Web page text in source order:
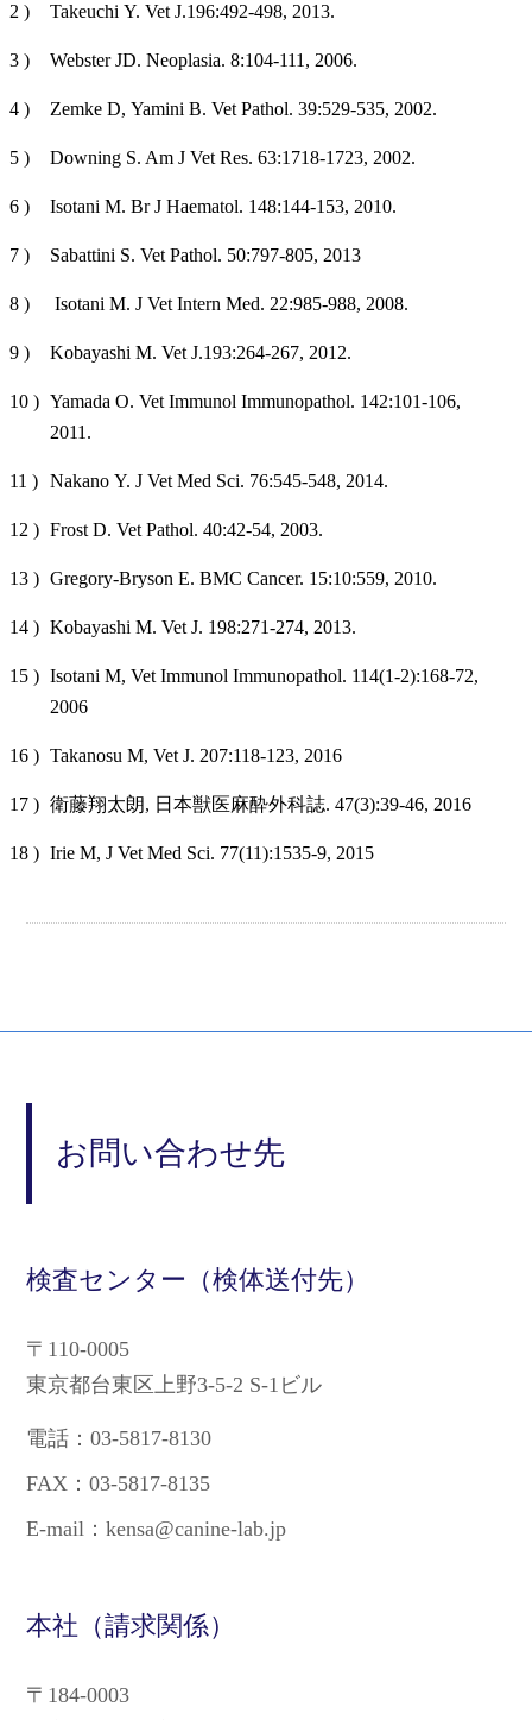
Takeuchi Y. Vet J.196:492-498, 2013.
Webster JD. Neoplasia. 8:104-111, 2006.
Zemke D, Yamini B. Vet Pathol. 39:529-535, 2002.
Downing S. Am J Vet Res. 63:1718-1723, 2002.
Isotani M. Br J Haematol. 148:144-153, 2010.
Sabattini S. Vet Pathol. 50:797-805, 2013
Isotani M. J Vet Intern Med. 22:985-988, 2008.
Kobayashi M. Vet J.193:264-267, 2012.
Yamada O. Vet Immunol Immunopathol. 142:101-106,
2011.
Nakano Y. J Vet Med Sci. 76:545-548, 2014.
Frost D. Vet Pathol. 40:42-54, 2003.
Gregory-Bryson E. BMC Cancer. 15:10:559, 2010.
Kobayashi M. Vet J. 198:271-274, 2013.
Isotani M, Vet Immunol Immunopathol. 114(1-2):168-72,
2006
Takanosu M, Vet J. 207:118-123, 2016
衛藤翔太朗, 日本獣医麻酔外科誌. 47(3):39-46, 2016
Irie M, J Vet Med Sci. 77(11):1535-9, 2015
お問い合わせ先
検査センター（検体送付先）
〒110-0005
東京都台東区上野3-5-2 S-1ビル
電話：03-5817-8130
FAX：03-5817-8135
E-mail：kensa@canine-lab.jp
本社（請求関係）
〒184-0003